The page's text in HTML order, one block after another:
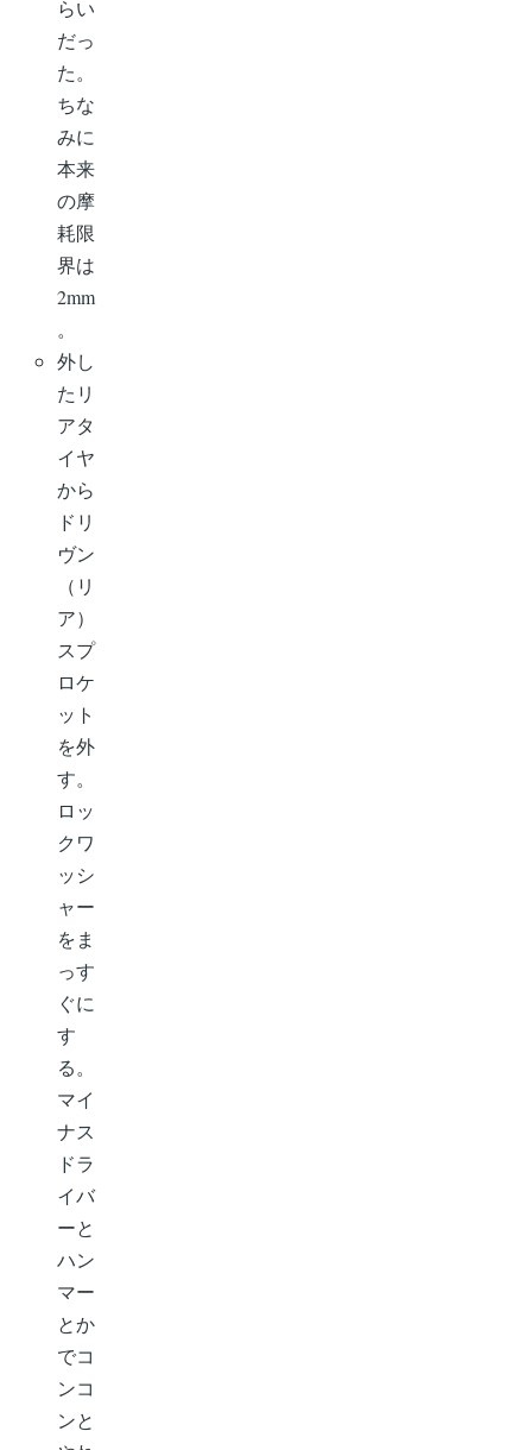
らい
だっ
た。
ちな
みに
本来
の摩
耗限
界は
2mm
。
外し
たリ
アタ
イヤ
から
ドリ
ヴン
（リ
ア）
スプ
ロケ
ット
を外
す。
ロッ
クワ
ッシ
ャー
をま
っす
ぐに
す
る。
マイ
ナス
ドラ
イバ
ーと
ハン
マー
とか
でコ
ンコ
ンと